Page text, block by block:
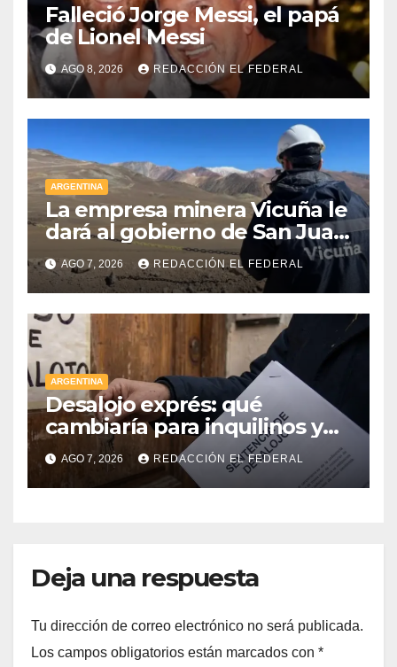
Falleció Jorge Messi, el papá
de Lionel Messi
AGO 8, 2026 REDACCIÓN EL FEDERAL
ARGENTINA
La empresa minera Vicuña le
dará al gobierno de San Juan
U$D 250 millones cómo un
aporte extraordinario y no
reembolsable
AGO 7, 2026 REDACCIÓN EL FEDERAL
ARGENTINA
Desalojo exprés: qué
cambiaría para inquilinos y
dueños con el proyecto que
tuvo media sanción en la
Cámara alta
AGO 7, 2026 REDACCIÓN EL FEDERAL
Deja una respuesta
Tu dirección de correo electrónico no será publicada.
Los campos obligatorios están marcados con *